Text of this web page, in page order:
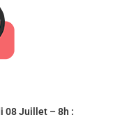
08 Juillet – 8h :